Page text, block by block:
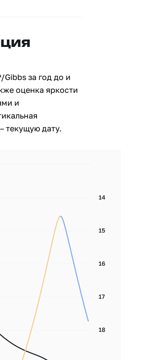
за год до и
оценка яркости
и
текущую дату.
14
15
16
17
18